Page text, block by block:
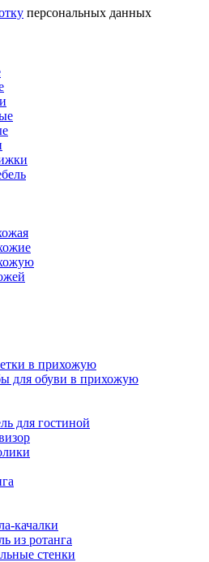
персональных данных
в прихожую
для обуви в прихожую
для гостиной
качалки
из ротанга
стенки